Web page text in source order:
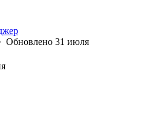
Обновлено 31 июля